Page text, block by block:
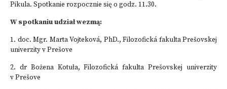
Pikula. Spotkanie rozpocznie się o godz. 11.30.
W spotkaniu udział wezmą:
1. doc. Mgr. Marta Vojteková, PhD., Filozofická fakulta Prešovskej
univerzity v Prešove
2. dr Bożena Kotuła, Filozofická fakulta Prešovskej univerzity
v Prešove